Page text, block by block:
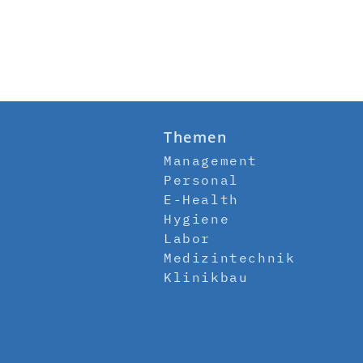
Themen
Management
Personal
E-Health
Hygiene
Labor
Medizintechnik
Klinikbau